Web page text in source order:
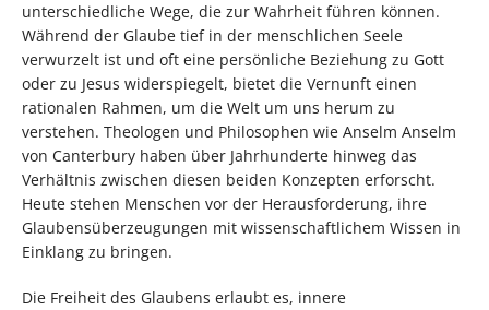
unterschiedliche Wege, die zur Wahrheit führen können.
Während der Glaube tief in der menschlichen Seele
verwurzelt ist und oft eine persönliche Beziehung zu Gott
oder zu Jesus widerspiegelt, bietet die Vernunft einen
rationalen Rahmen, um die Welt um uns herum zu
verstehen. Theologen und Philosophen wie Anselm Anselm
von Canterbury haben über Jahrhunderte hinweg das
Verhältnis zwischen diesen beiden Konzepten erforscht.
Heute stehen Menschen vor der Herausforderung, ihre
Glaubensüberzeugungen mit wissenschaftlichem Wissen in
Einklang zu bringen.
Die Freiheit des Glaubens erlaubt es, innere